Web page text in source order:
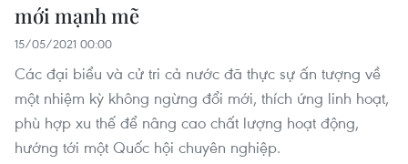
mới mạnh mẽ
15/05/2021 00:00
Các đại biểu và cử tri cả nước đã thực sự ấn tượng về
một nhiệm kỳ không ngừng đổi mới, thích ứng linh hoạt,
phù hợp xu thế để nâng cao chất lượng hoạt động,
hướng tới một Quốc hội chuyên nghiệp.